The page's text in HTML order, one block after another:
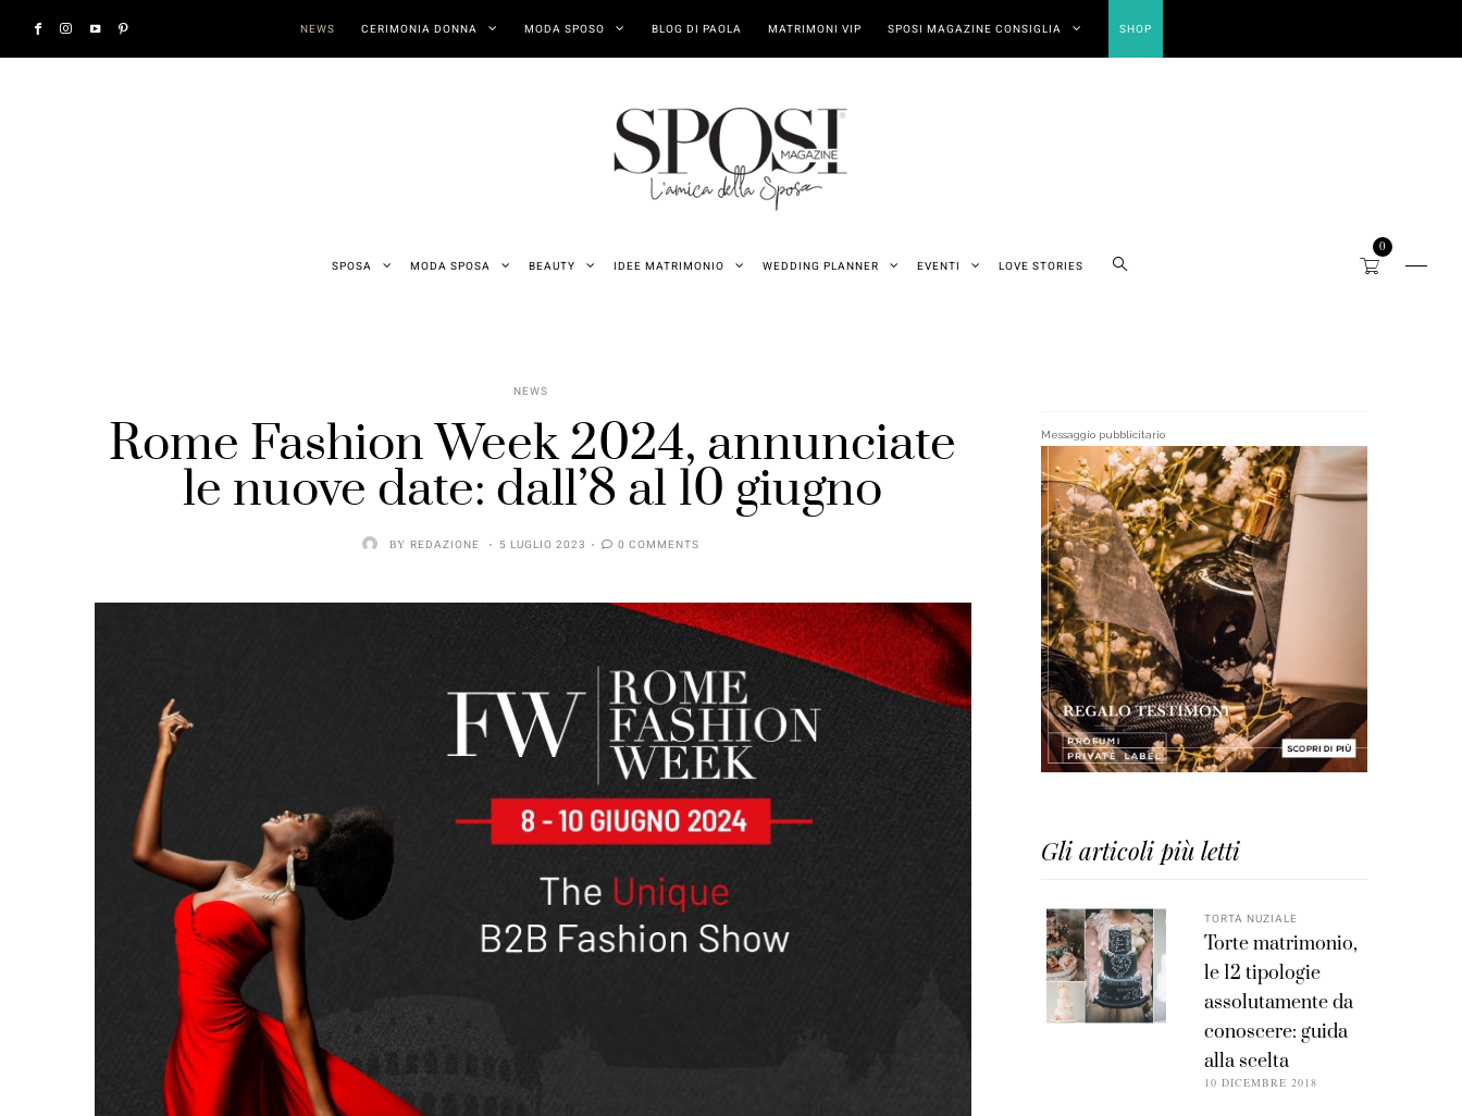
NEWS CERIMONIA DONNA MODA SPOSO BLOG DI PAOLA MATRIMONI VIP SPOSI MAGAZINE CONSIGLIA SHOP
SPOSA MODA SPOSA BEAUTY IDEE MATRIMONIO WEDDING PLANNER EVENTI LOVE STORIES
0
NEWS
Rome Fashion Week 2024, annunciate
le nuove date: dall’8 al 10 giugno
BY REDAZIONE 5 LUGLIO 2023 0 COMMENTS
Messaggio pubblicitario
Gli articoli più letti
TORTA NUZIALE
Torte matrimonio,
le 12 tipologie
assolutamente da
conoscere: guida
alla scelta
10 DICEMBRE 2018